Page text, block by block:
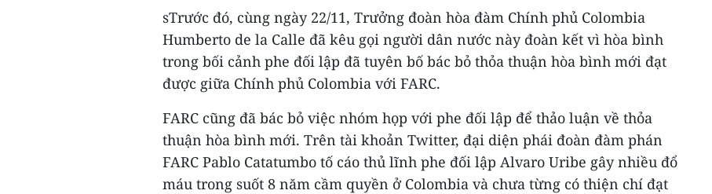
sTrước đó, cùng ngày 22/11, Trưởng đoàn hòa đàm Chính phủ Colombia
Humberto de la Calle đã kêu gọi người dân nước này đoàn kết vì hòa bình
trong bối cảnh phe đối lập đã tuyên bố bác bỏ thỏa thuận hòa bình mới đạt
được giữa Chính phủ Colombia với FARC.
FARC cũng đã bác bỏ việc nhóm họp với phe đối lập để thảo luận về thỏa
thuận hòa bình mới. Trên tài khoản Twitter, đại diện phái đoàn đàm phán
FARC Pablo Catatumbo tố cáo thủ lĩnh phe đối lập Alvaro Uribe gây nhiều đổ
máu trong suốt 8 năm cầm quyền ở Colombia và chưa từng có thiện chí đạt